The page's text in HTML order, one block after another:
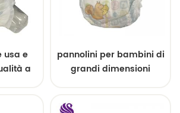
usa e
a
pannolini per bambini di
grandi dimensioni